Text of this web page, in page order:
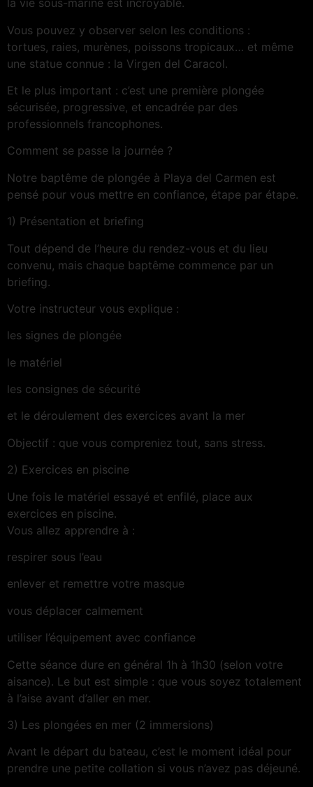
la vie sous-marine est incroyable.
Vous pouvez y observer selon les conditions :
tortues, raies, murènes, poissons tropicaux… et même
une statue connue : la Virgen del Caracol.
Et le plus important : c’est une première plongée
sécurisée, progressive, et encadrée par des
professionnels francophones.
Comment se passe la journée ?
Notre baptême de plongée à Playa del Carmen est
pensé pour vous mettre en confiance, étape par étape.
1) Présentation et briefing
Tout dépend de l’heure du rendez-vous et du lieu
convenu, mais chaque baptême commence par un
briefing.
Votre instructeur vous explique :
les signes de plongée
le matériel
les consignes de sécurité
et le déroulement des exercices avant la mer
Objectif : que vous compreniez tout, sans stress.
2) Exercices en piscine
Une fois le matériel essayé et enfilé, place aux
exercices en piscine.
Vous allez apprendre à :
respirer sous l’eau
enlever et remettre votre masque
vous déplacer calmement
utiliser l’équipement avec confiance
Cette séance dure en général 1h à 1h30 (selon votre
aisance). Le but est simple : que vous soyez totalement
à l’aise avant d’aller en mer.
3) Les plongées en mer (2 immersions)
Avant le départ du bateau, c’est le moment idéal pour
prendre une petite collation si vous n’avez pas déjeuné.